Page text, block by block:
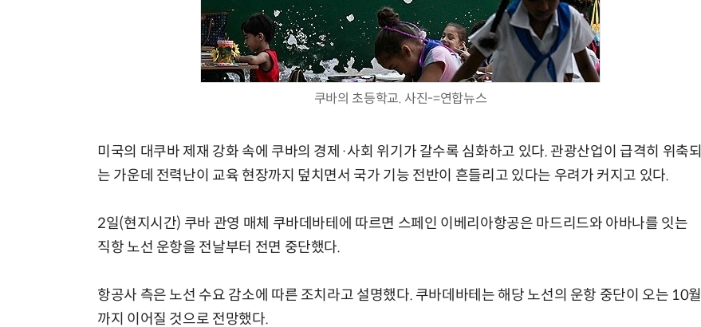
쿠바의 초등학교. 사진-=연합뉴스
미국의 대쿠바 제재 강화 속에 쿠바의 경제·사회 위기가 갈수록 심화하고 있다. 관광산업이 급격히 위축되
는 가운데 전력난이 교육 현장까지 덮치면서 국가 기능 전반이 흔들리고 있다는 우려가 커지고 있다.
2일(현지시간) 쿠바 관영 매체 쿠바데바테에 따르면 스페인 이베리아항공은 마드리드와 아바나를 잇는
직항 노선 운항을 전날부터 전면 중단했다.
항공사 측은 노선 수요 감소에 따른 조치라고 설명했다. 쿠바데바테는 해당 노선의 운항 중단이 오는 10월
까지 이어질 것으로 전망했다.
AI Native Enterprise를 지원하는 AI Ready Data 플랫폼 활용 전략